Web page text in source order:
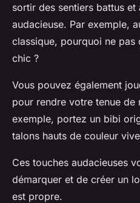
sortir des sentiers battus
audacieuse. Par exemple,
classique, pourquoi ne
chic ?
Vous pouvez également
pour rendre votre tenue de
exemple, portez un bibi
talons hauts de couleur
Ces touches audacieuses
démarquer et de créer un
est propre.